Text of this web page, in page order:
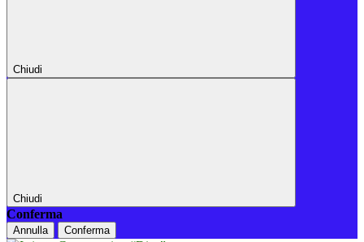
Chiudi
Chiudi
Conferma
Annulla Conferma